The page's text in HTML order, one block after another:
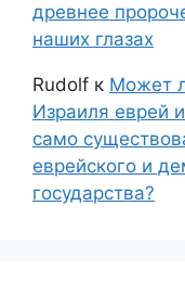
древнее
наших глазах
Rudolf к Может
Израиля еврей
само
еврейского и
государства?